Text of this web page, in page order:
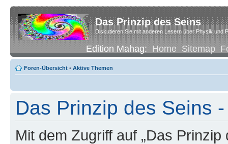
Das Prinzip des Seins
Diskutieren Sie mit anderen Lesern über Physik und
Edition Mahag:Home Sitemap
Foren-Übersicht • Aktive Themen
Das Prinzip des Seins
Mit dem Zugriff auf „Das